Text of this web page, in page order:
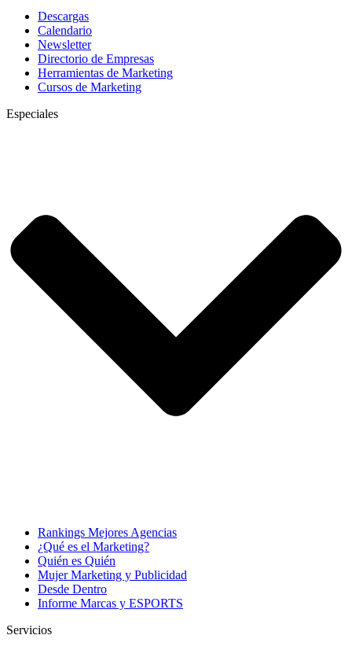
Descargas
Calendario
Newsletter
Directorio de Empresas
Herramientas de Marketing
Cursos de Marketing
Especiales
Rankings Mejores Agencias
¿Qué es el Marketing?
Quién es Quién
Mujer Marketing y Publicidad
Desde Dentro
Informe Marcas y ESPORTS
Servicios